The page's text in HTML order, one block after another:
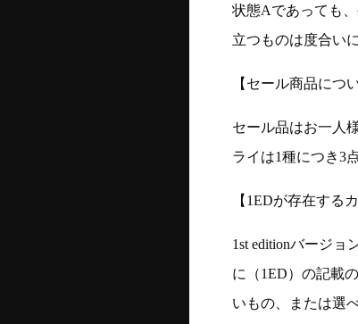
状態Aであっても
立つものは度合い
【セール商品につ
セール品はお一人
ライは1種につき3
【1EDが存在する
1st editionバージ
に（1ED）の記載
いもの、または選